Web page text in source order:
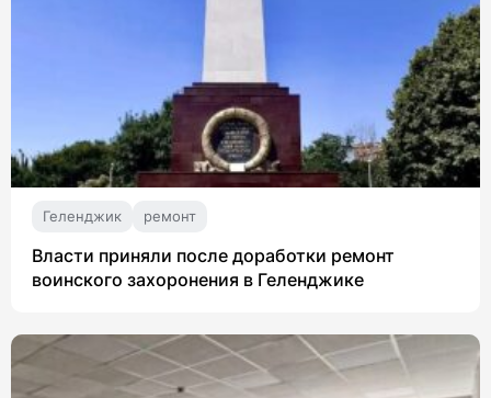
Геленджик ремонт
Власти приняли после доработки ремонт
воинского захоронения в Геленджике